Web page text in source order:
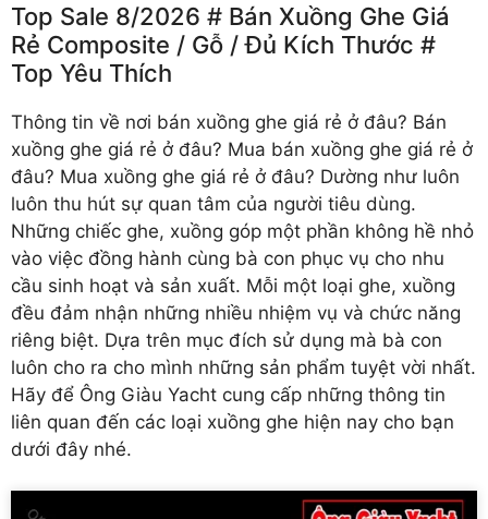
Top Sale 8/2026 # Bán Xuồng Ghe Giá
Rẻ Composite /️ Gỗ /️ Đủ Kích Thước #
Top Yêu Thích
Thông tin về nơi bán xuồng ghe giá rẻ ở đâu? Bán
xuồng ghe giá rẻ ở đâu? Mua bán xuồng ghe giá rẻ ở
đâu? Mua xuồng ghe giá rẻ ở đâu? Dường như luôn
luôn thu hút sự quan tâm của người tiêu dùng.
Những chiếc ghe, xuồng góp một phần không hề nhỏ
vào việc đồng hành cùng bà con phục vụ cho nhu
cầu sinh hoạt và sản xuất. Mỗi một loại ghe, xuồng
đều đảm nhận những nhiều nhiệm vụ và chức năng
riêng biệt. Dựa trên mục đích sử dụng mà bà con
luôn cho ra cho mình những sản phẩm tuyệt vời nhất.
Hãy để Ông Giàu Yacht cung cấp những thông tin
liên quan đến các loại xuồng ghe hiện nay cho bạn
dưới đây nhé.